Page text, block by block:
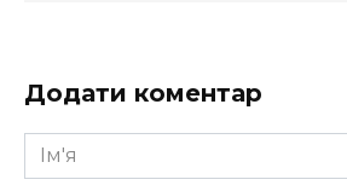
Додати коментар
Ім'я
*